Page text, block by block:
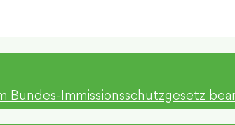
Bundes-Immissionsschutzgesetz